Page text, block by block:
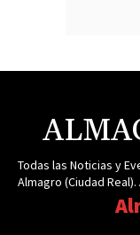
Todas las Noticias y
Almagro (Ciudad